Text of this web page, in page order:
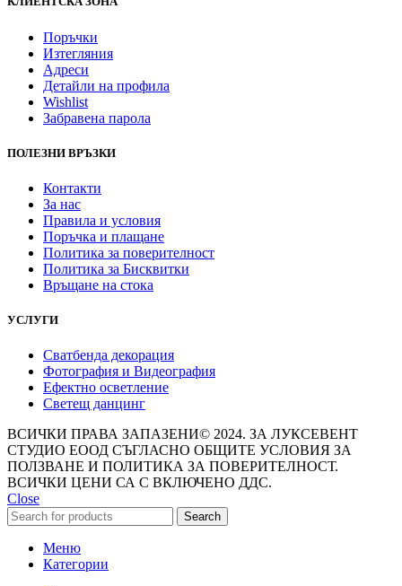
Поръчки
Изтегляния
Адреси
Детайли на профила
Wishlist
Забравена парола
ПОЛЕЗНИ ВРЪЗКИ
Контакти
За нас
Правила и условия
Поръчка и плащане
Политика за поверителност
Политика за Бисквитки
Връщане на стока
УСЛУГИ
Сватбенда декорация
Фотография и Видеография
Ефектно осветление
Светещ данцинг
ВСИЧКИ ПРАВА ЗАПАЗЕНИ© 2024. ЗА ЛУКСЕВЕНТ
СТУДИО ЕООД СЪГЛАСНО ОБЩИТЕ УСЛОВИЯ ЗА
ПОЛЗВАНЕ И ПОЛИТИКА ЗА ПОВЕРИТЕЛНОСТ.
ВСИЧКИ ЦЕНИ СА С ВКЛЮЧЕНО ДДС.
Close
Search
Меню
Категории